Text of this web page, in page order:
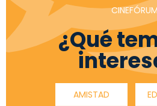
CINEFÓRUM
¿Qué
AMISTAD